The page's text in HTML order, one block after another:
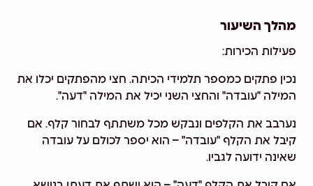
מהלך השיעור
פעילות הכירות:
נכין פתקים כמספר תלמידי הכיתה. חצי מהפתקים יכלו את
המילה "עובדה" והחצי השני יכיל את המילה "דעה".
נערבב את הקלפים ונבקש מכל משתתף לבחור קלף. אם
קיבל את הקלף "עובדה" – הוא יספר לכולם על עובדה
שאינה ידועה לגביו.